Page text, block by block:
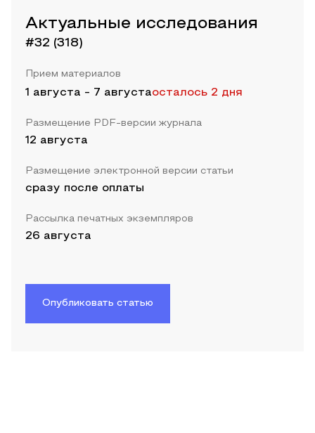
Актуальные исследования
#32 (318)
Прием материалов
1 августа - 7 августаосталось 2 дня
Размещение PDF-версии журнала
12 августа
Размещение электронной версии статьи
сразу после оплаты
Рассылка печатных экземпляров
26 августа
Опубликовать статью